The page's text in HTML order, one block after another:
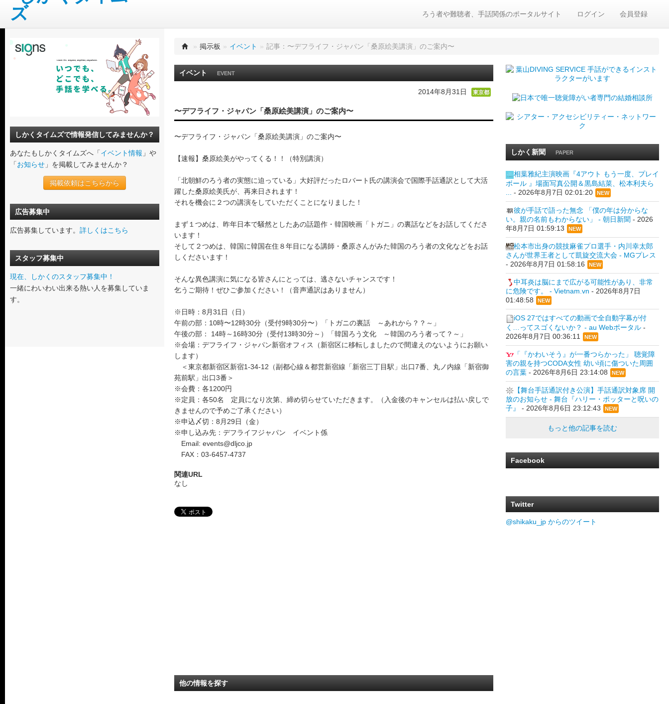
ログイン 会員登録
ろう者や難聴者、手話関係のポータルサイト
しかくタイムズで情報発信してみませんか？
あなたもしかくタイムズへ「イベント情報 」や
「お知らせ 」を掲載してみませんか？
掲載依頼はこちらから
広告募集中
広告募集しています。 詳しくはこちら
スタッフ募集中
現在、しかくのスタッフ募集中！
一緒にわいわい出来る熱い人を募集していま
す。
» 掲示板 » イベント » 記事：〜デフライフ・ジャパン「桑原絵美講演」のご案内〜
イベント EVENT
2014年8月31日 東京都
〜デフライフ・ジャパン「桑原絵美講演」のご案内〜
〜デフライフ・ジャパン「桑原絵美講演」のご案内〜
【速報】桑原絵美がやってくる！！（特別講演）
「北朝鮮のろう者の実態に迫っている」大好評だったロバート氏の講演会で国際手話通訳として大活
躍した桑原絵美氏が、再来日されます！
それを機会に２つの講演をしていただくことになりました！
まず１つめは、昨年日本で騒然としたあの話題作・韓国映画「トガニ」の裏話などをお話してくださ
います！
そして２つめは、韓国に韓国在住８年目になる講師・桑原さんがみた韓国のろう者の文化などをお話
しくださいます！
そんな異色講演に気になる皆さんにとっては、逃さないチャンスです！
乞うご期待！ぜひご参加ください！（音声通訳はありません）
※日時：8月31日（日）
午前の部：10時〜12時30分（受付9時30分〜）「トガニの裏話 ～あれから？？～」
午後の部： 14時～16時30分（受付13時30分～）「韓国ろう文化 ～韓国のろう者って？～」
※会場：デフライフ・ジャパン新宿オフィス（新宿区に移転しましたので間違えのないようにお願い
します）
＜東京都新宿区新宿1-34-12（副都心線＆都営新宿線「新宿三丁目駅」出口7番、丸ノ内線「新宿御
苑前駅」出口3番＞
※会費：各1200円
※定員：各50名 定員になり次第、締め切らせていただきます。（入金後のキャンセルは払い戻しで
きませんので予めご了承ください）
※申込〆切：8月29日（金）
※申し込み先：デフライフジャパン イベント係
Email: events@dljco.jp
FAX：03-6457-4737
関連URL
なし
他の情報を探す
しかく新聞 PAPER
相葉雅紀主演映画『4アウト もう一度、プレイ
ボール 』場面写真公開＆黒島結菜、松本利夫ら
- 2026年8月7日 02:01:20 NEW
彼が手話で語った無念 「僕の年は分からな
い。親の名前もわからない」 - 朝日新聞 - 2026
年8月7日 01:59:13
NEW
松本市出身の競技麻雀プロ選手・内川幸太郎
さんが世界王者として凱旋交流大会 - MGプレス
- 2026年8月7日 01:58:16 NEW
中耳炎は脳にまで広がる可能性があり、非常
に危険です。 - Vietnam.vn - 2026年8月7日
01:48:58
NEW
iOS 27ではすべての動画で全自動字幕が付
く…ってスゴくないか？ - au Webポータル-
2026年8月7日 00:36:11
NEW
「『かわいそう』が一番つらかった」 聴覚障
害の親を持つCODA女性 幼い頃に傷ついた周囲
の言葉- 2026年8月6日 23:14:08 NEW
【舞台手話通訳付き公演】手話通訳対象席 開
放のお知らせ - 舞台『ハリー・ポッターと呪いの
子』
- 2026年8月6日 23:12:43 NEW
もっと他の記事を読む
Facebook
Twitter
@shikaku_jp からのツイート